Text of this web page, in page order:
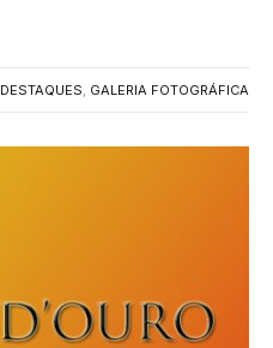
DESTAQUES, GALERIA FOTOGRÁFICA